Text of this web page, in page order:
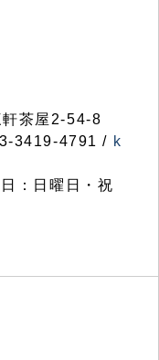
茶屋2-54-8
3419-4791 / k
：日曜日・祝